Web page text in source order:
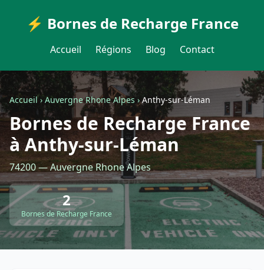
⚡ Bornes de Recharge France
Accueil Régions Blog Contact
Accueil›Auvergne Rhone Alpes›Anthy-sur-Léman
Bornes de Recharge France
à Anthy-sur-Léman
74200 — Auvergne Rhone Alpes
2
Bornes de Recharge France